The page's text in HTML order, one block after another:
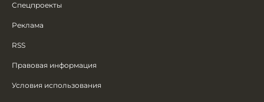
Спецпроекты
Реклама
RSS
Правовая информация
Условия использования